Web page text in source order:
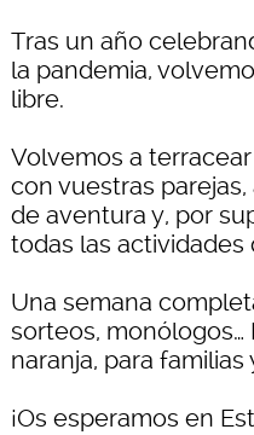
Tras un año
la pandemia,
libre.
Volvemos a
con vuestras
de aventura y, por
todas las
Una semana
sorteos, monólogos…
naranja, para familias
¡Os esperamos en